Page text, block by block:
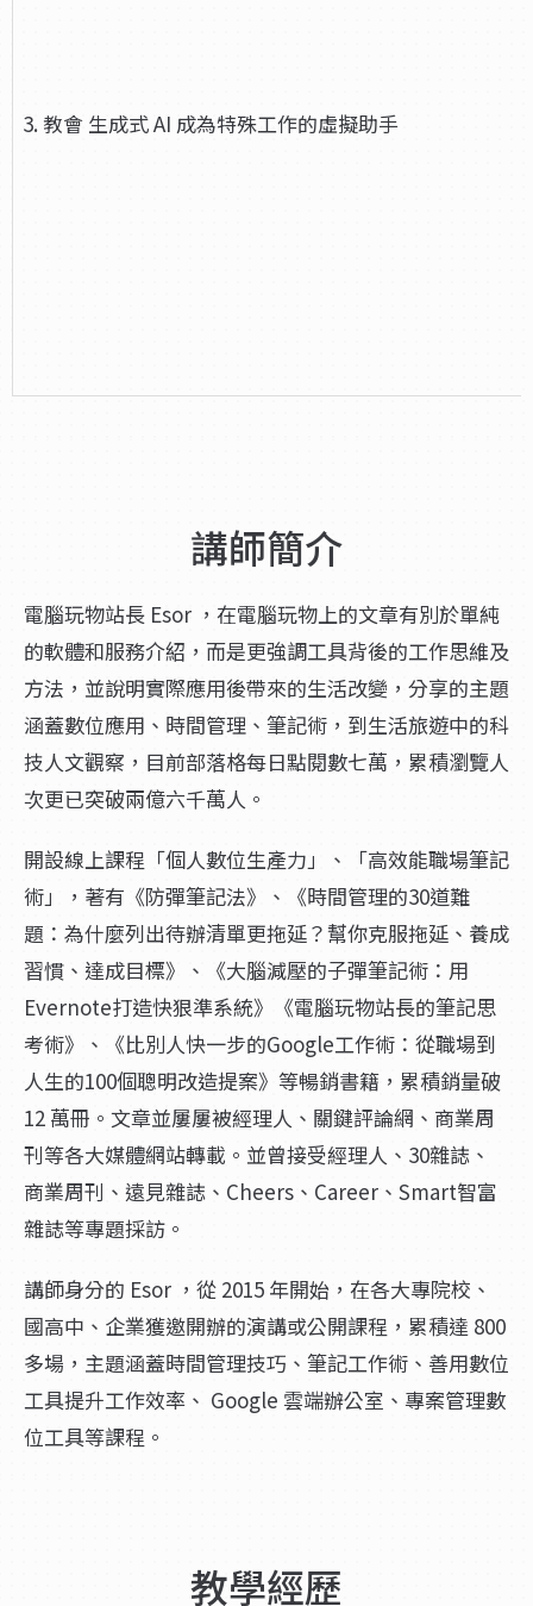
3. 教會 生成式 AI 成為特殊工作的虛擬助手
講師簡介
電腦玩物站長 Esor ，在電腦玩物上的文章有別於單純
的軟體和服務介紹，而是更強調工具背後的工作思維及
方法，並說明實際應用後帶來的生活改變，分享的主題
涵蓋數位應用、時間管理、筆記術，到生活旅遊中的科
技人文觀察，目前部落格每日點閱數七萬，累積瀏覽人
次更已突破兩億六千萬人。
開設線上課程「個人數位生產力」、「高效能職場筆記
術」，著有《防彈筆記法》、《時間管理的30道難
題：為什麼列出待辦清單更拖延？幫你克服拖延、養成
習慣、達成目標》、《大腦減壓的子彈筆記術：用
Evernote打造快狠準系統》《電腦玩物站長的筆記思
考術》、《比別人快一步的Google工作術：從職場到
人生的100個聰明改造提案》等暢銷書籍，累積銷量破
12 萬冊。文章並屢屢被經理人、關鍵評論網、商業周
刊等各大媒體網站轉載。並曾接受經理人、30雜誌、
商業周刊、遠見雜誌、Cheers、Career、Smart智富
雜誌等專題採訪。
講師身分的 Esor ，從 2015 年開始，在各大專院校、
國高中、企業獲邀開辦的演講或公開課程，累積達 800
多場，主題涵蓋時間管理技巧、筆記工作術、善用數位
工具提升工作效率、 Google 雲端辦公室、專案管理數
位工具等課程。
教學經歷